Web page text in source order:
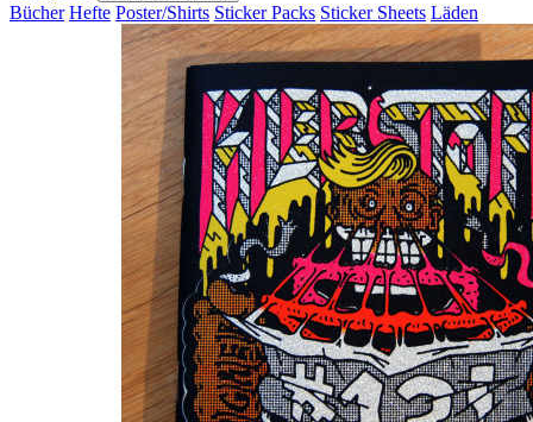
Bücher Hefte Poster/Shirts Sticker Packs Sticker Sheets Läden